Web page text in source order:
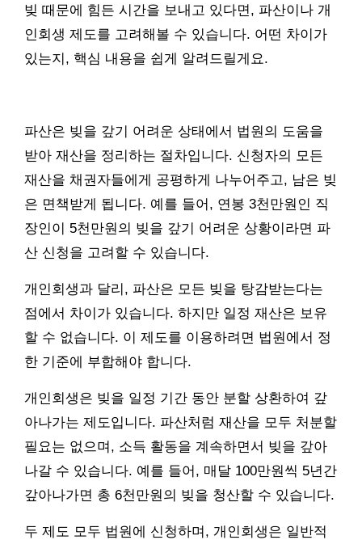
빚 때문에 힘든 시간을 보내고 있다면, 파산이나 개
인회생 제도를 고려해볼 수 있습니다. 어떤 차이가
있는지, 핵심 내용을 쉽게 알려드릴게요.
파산은 빚을 갚기 어려운 상태에서 법원의 도움을
받아 재산을 정리하는 절차입니다. 신청자의 모든
재산을 채권자들에게 공평하게 나누어주고, 남은 빚
은 면책받게 됩니다. 예를 들어, 연봉 3천만원인 직
장인이 5천만원의 빚을 갚기 어려운 상황이라면 파
산 신청을 고려할 수 있습니다.
개인회생과 달리, 파산은 모든 빚을 탕감받는다는
점에서 차이가 있습니다. 하지만 일정 재산은 보유
할 수 없습니다. 이 제도를 이용하려면 법원에서 정
한 기준에 부합해야 합니다.
개인회생은 빚을 일정 기간 동안 분할 상환하여 갚
아나가는 제도입니다. 파산처럼 재산을 모두 처분할
필요는 없으며, 소득 활동을 계속하면서 빚을 갚아
나갈 수 있습니다. 예를 들어, 매달 100만원씩 5년간
갚아나가면 총 6천만원의 빚을 청산할 수 있습니다.
두 제도 모두 법원에 신청하며, 개인회생은 일반적